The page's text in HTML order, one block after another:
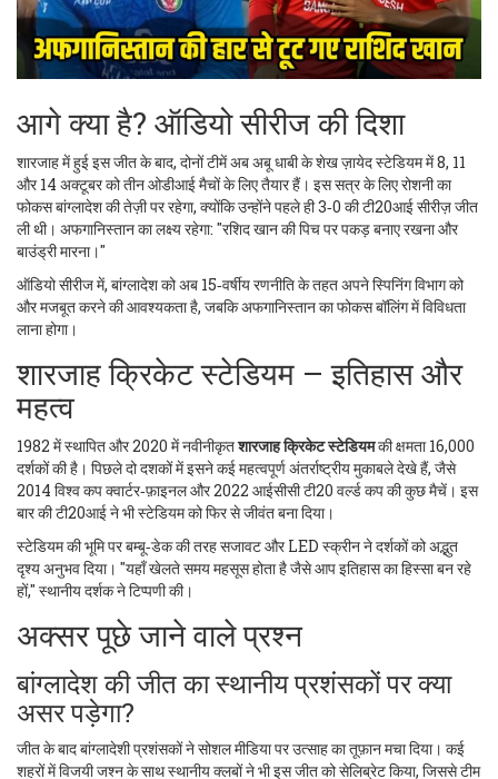
आगे क्या है? ऑडियो सीरीज की दिशा
शारजाह में हुई इस जीत के बाद, दोनों टीमें अब अबू धाबी के शेख ज़ायेद स्टेडियम में 8, 11
और 14 अक्टूबर को तीन ओडीआई मैचों के लिए तैयार हैं। इस सत्र के लिए रोशनी का
फोकस बांग्लादेश की तेज़ी पर रहेगा, क्योंकि उन्होंने पहले ही 3‑0 की टी20आई सीरीज़ जीत
ली थी। अफगानिस्तान का लक्ष्य रहेगा: "रशिद खान की पिच पर पकड़ बनाए रखना और
बाउंड्री मारना।"
ऑडियो सीरीज में, बांग्लादेश को अब 15‑वर्षीय रणनीति के तहत अपने स्पिनिंग विभाग को
और मजबूत करने की आवश्यकता है, जबकि अफगानिस्तान का फोकस बॉलिंग में विविधता
लाना होगा।
शारजाह क्रिकेट स्टेडियम – इतिहास और
महत्व
1982 में स्थापित और 2020 में नवीनीकृतशारजाह क्रिकेट स्टेडियमकी क्षमता 16,000
दर्शकों की है। पिछले दो दशकों में इसने कई महत्वपूर्ण अंतर्राष्ट्रीय मुकाबले देखे हैं, जैसे
2014 विश्व कप क्वार्टर‑फ़ाइनल और 2022 आईसीसी टी20 वर्ल्ड कप की कुछ मैचें। इस
बार की टी20आई ने भी स्टेडियम को फिर से जीवंत बना दिया।
स्टेडियम की भूमि पर बम्बू‑डेक की तरह सजावट और LED स्क्रीन ने दर्शकों को अद्भुत
दृश्य अनुभव दिया। "यहाँ खेलते समय महसूस होता है जैसे आप इतिहास का हिस्सा बन रहे
हों," स्थानीय दर्शक ने टिप्पणी की।
अक्सर पूछे जाने वाले प्रश्न
बांग्लादेश की जीत का स्थानीय प्रशंसकों पर क्या
असर पड़ेगा?
जीत के बाद बांग्लादेशी प्रशंसकों ने सोशल मीडिया पर उत्साह का तूफ़ान मचा दिया। कई
शहरों में विजयी जश्न के साथ स्थानीय क्लबों ने भी इस जीत को सेलिब्रेट किया, जिससे टीम